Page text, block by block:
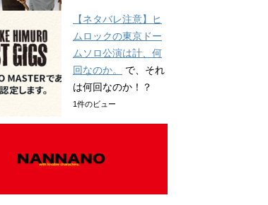
【ネタバレ注意】ヒ
ムロックの東京ドー
ムソロ公演は計、何
回なのか。
で、それ
は何回なのか！？
1件のビュー